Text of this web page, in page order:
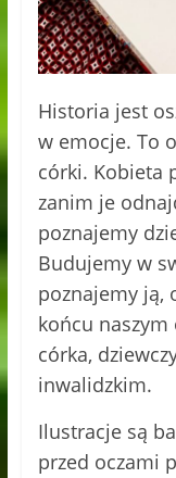
Historia jest
w emocje. To
córki. Kobieta
zanim je
poznajemy
Budujemy w
poznajemy ją,
końcu naszym
córka,
inwalidzkim.
Ilustracje są
przed oczami